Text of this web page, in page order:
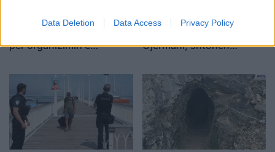
Data Deletion Data Access Privacy Policy
Si po përdoret inteligjenca
artificiale nga gjermanët
për organizimin e
Dronë të dyshimtë mbi
bazën e Bundeswehr-it në
Gjermani, shtohen
hibrid” rus